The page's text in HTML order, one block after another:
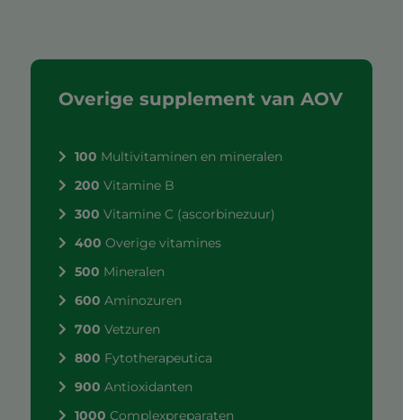
Overige supplement van AOV
100 Multivitaminen en mineralen
200Vitamine B
300Vitamine C (ascorbinezuur)
400Overige vitamines
500 Mineralen
600Aminozuren
700Vetzuren
800 Fytotherapeutica
900Antioxidanten
1000Complexpreparaten